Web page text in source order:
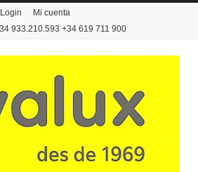
Login
Mi cuenta
933.210.593 +34 619 711 900